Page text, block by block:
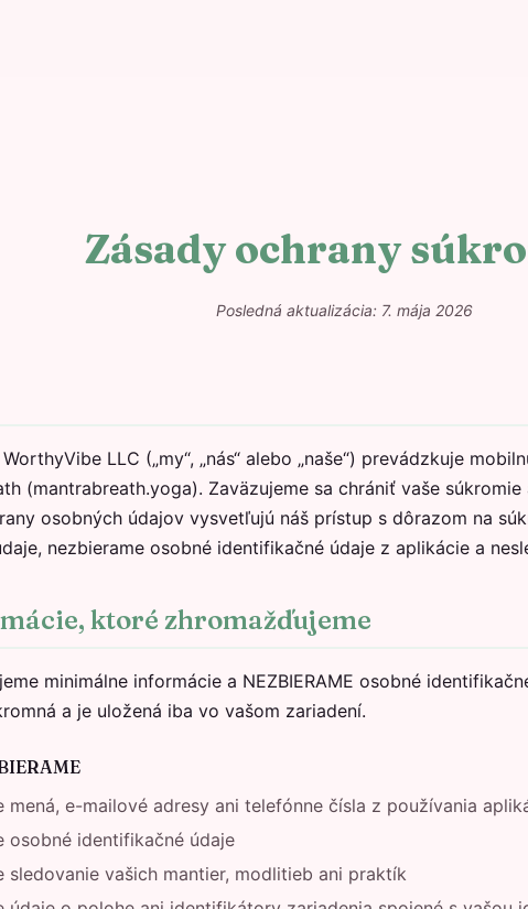
Zásady ochrany
Posledná aktualizácia: 7. mája 2026
LLC („my“, „nás“ alebo „naše“) prevádzkuje
(mantrabreath.yoga). Zaväzujeme sa chrániť vaše
osobných údajov vysvetľujú náš prístup s dôrazom na
nezbierame osobné identifikačné údaje z aplikácie a
ktoré zhromažďujeme
minimálne informácie a NEZBIERAME osobné
a je uložená iba vo vašom zariadení.
mená, e-mailové adresy ani telefónne čísla z používania
osobné identifikačné údaje
sledovanie vašich mantier, modlitieb ani praktík